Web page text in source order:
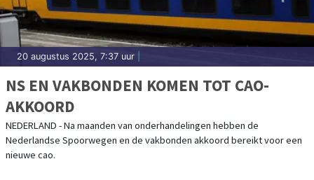
20 augustus 2025, 7:37 uur
NS EN VAKBONDEN KOMEN TOT CAO-
AKKOORD
NEDERLAND - Na maanden van onderhandelingen hebben de
Nederlandse Spoorwegen en de vakbonden akkoord bereikt voor een
nieuwe cao.